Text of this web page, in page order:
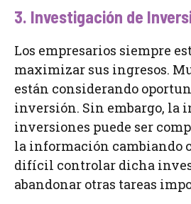
3. Investigación de
Los empresarios siempre
maximizar sus ingresos.
están considerando
inversión. Sin embargo, la
inversiones puede ser
la información cambiando
difícil controlar dicha
abandonar otras tareas